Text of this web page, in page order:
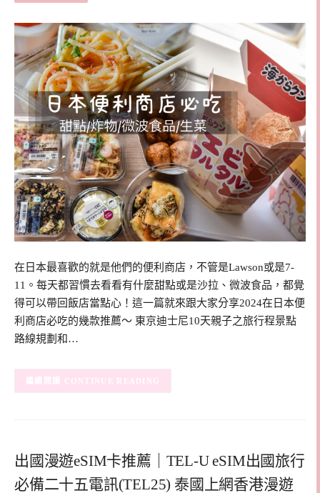
在日本最喜歡的就是他們的便利商店，不管是Lawson或是7-
11。每天都習慣去看看有什麼甜點或是沙拉、微波食品，都覺
得可以帶回飯店當點心！這一篇就來跟大家分享2024在日本便
利商店必吃的幾款推薦～ 東京迪士尼10天親子之旅行程景點
路線規劃和…
CONTINUE READING
出國漫遊eSIM卡推薦｜TEL-U eSIM出國旅行
必備二十五電訊(TEL25) 泰國上網香港漫遊